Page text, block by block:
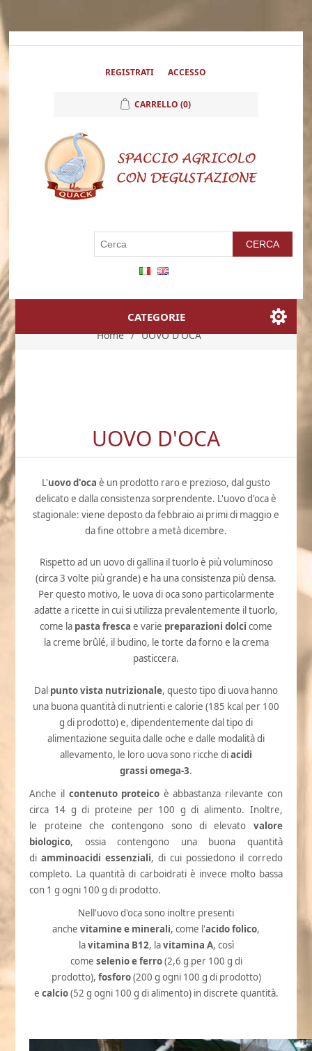
REGISTRATI ACCESSO
CARRELLO (0)
CATEGORIE
Home / UOVO D'OCA
UOVO D'OCA
L'uovo d'oca è un prodotto raro e prezioso, dal gusto
delicato e dalla consistenza sorprendente. L'uovo d'oca è
stagionale: viene deposto da febbraio ai primi di maggio e
da fine ottobre a metà dicembre.
Rispetto ad un uovo di gallina il tuorlo è più voluminoso
(circa 3 volte più grande) e ha una consistenza più densa.
Per questo motivo, le uova di oca sono particolarmente
adatte a ricette in cui si utilizza prevalentemente il tuorlo,
come la pasta fresca e varie preparazioni dolci come
la creme brûlé, il budino, le torte da forno e la crema
pasticcera.
Dal punto vista nutrizionale, questo tipo di uova hanno
una buona quantità di nutrienti e calorie (185 kcal per 100
g di prodotto) e, dipendentemente dal tipo di
alimentazione seguita dalle oche e dalle modalità di
allevamento, le loro uova sono ricche diacidi
grassi omega-3.
Anche il contenuto proteico è abbastanza rilevante con
circa 14 g di proteine per 100 g di alimento. Inoltre,
le proteine che contengono sono di elevato valore
biologico, ossia contengono una buona quantità
diamminoacidi essenziali, di cui possiedono il corredo
completo. La quantità di carboidrati è invece molto bassa
con 1 g ogni 100 g di prodotto.
Nell'uovo d'oca sono inoltre presenti
anche vitamine e minerali, come l'acido folico,
lavitamina B12, lavitamina A, così
come selenio e ferro(2,6 g per 100 g di
prodotto), fosforo(200 g ogni 100 g di prodotto)
e calcio(52 g ogni 100 g di alimento) in discrete quantità.